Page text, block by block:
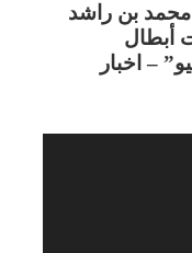
محمد بن راشد
أبطال
– اخبار